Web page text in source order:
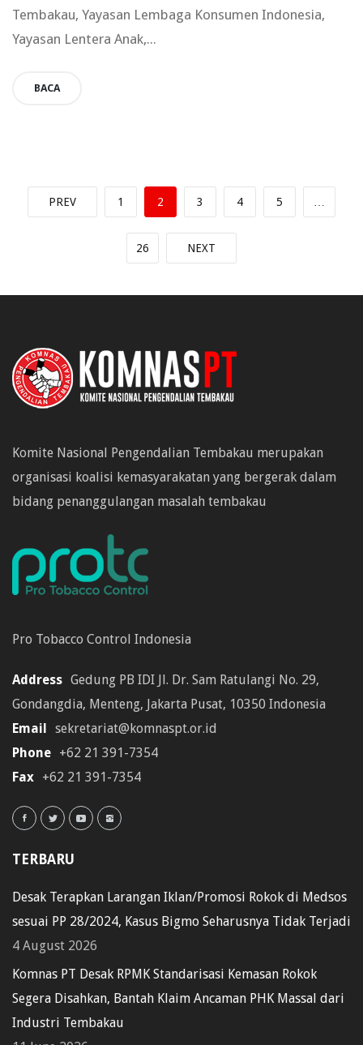
Tembakau, Yayasan Lembaga Konsumen Indonesia,
Yayasan Lentera Anak,...
BACA
PREV 1 2 3 4 5 …
26 NEXT
Komite Nasional Pengendalian Tembakau merupakan
organisasi koalisi kemasyarakatan yang bergerak dalam
bidang penanggulangan masalah tembakau
Pro Tobacco Control Indonesia
Address Gedung PB IDI Jl. Dr. Sam Ratulangi No. 29,
Gondangdia, Menteng, Jakarta Pusat, 10350 Indonesia
Email
sekretariat@komnaspt.or.id
Phone +62 21 391-7354
Fax +62 21 391-7354
TERBARU
Desak Terapkan Larangan Iklan/Promosi Rokok di Medsos
sesuai PP 28/2024, Kasus Bigmo Seharusnya Tidak Terjadi
4 August 2026
Komnas PT Desak RPMK Standarisasi Kemasan Rokok
Segera Disahkan, Bantah Klaim Ancaman PHK Massal dari
Industri Tembakau